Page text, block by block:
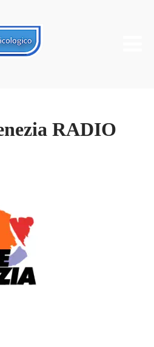
RADIO